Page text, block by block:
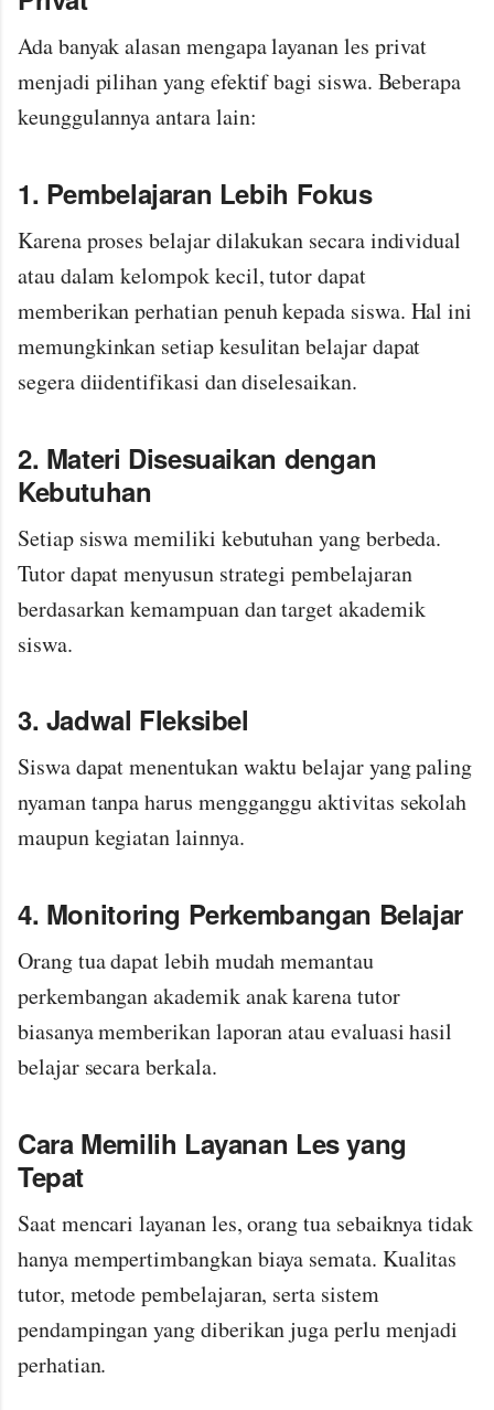
Ada banyak alasan mengapa layanan les privat
menjadi pilihan yang efektif bagi siswa. Beberapa
keunggulannya antara lain:
1. Pembelajaran Lebih Fokus
Karena proses belajar dilakukan secara individual
atau dalam kelompok kecil, tutor dapat
memberikan perhatian penuh kepada siswa. Hal ini
memungkinkan setiap kesulitan belajar dapat
segera diidentifikasi dan diselesaikan.
2. Materi Disesuaikan dengan
Kebutuhan
Setiap siswa memiliki kebutuhan yang berbeda.
Tutor dapat menyusun strategi pembelajaran
berdasarkan kemampuan dan target akademik
siswa.
3. Jadwal Fleksibel
Siswa dapat menentukan waktu belajar yang paling
nyaman tanpa harus mengganggu aktivitas sekolah
maupun kegiatan lainnya.
4. Monitoring Perkembangan Belajar
Orang tua dapat lebih mudah memantau
perkembangan akademik anak karena tutor
biasanya memberikan laporan atau evaluasi hasil
belajar secara berkala.
Cara Memilih Layanan Les yang
Tepat
Saat mencari layanan les, orang tua sebaiknya tidak
hanya mempertimbangkan biaya semata. Kualitas
tutor, metode pembelajaran, serta sistem
pendampingan yang diberikan juga perlu menjadi
perhatian.